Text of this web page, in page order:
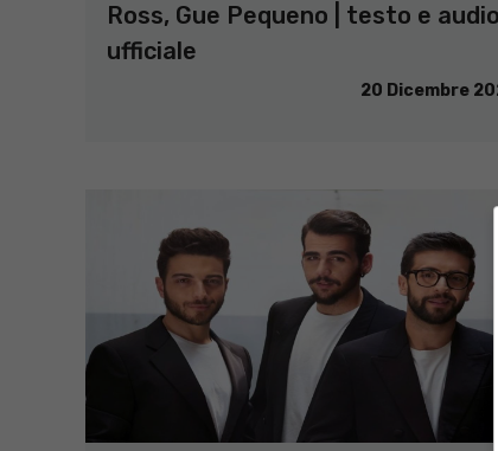
Ross, Gue Pequeno | testo e audio
ufficiale
20 Dicembre